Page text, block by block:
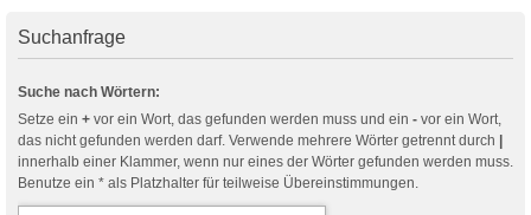
Suchanfrage
Suche nach Wörtern:
Setze ein + vor ein Wort, das gefunden werden muss und ein - vor ein Wort,
das nicht gefunden werden darf. Verwende mehrere Wörter getrennt durch |
innerhalb einer Klammer, wenn nur eines der Wörter gefunden werden muss.
Benutze ein * als Platzhalter für teilweise Übereinstimmungen.